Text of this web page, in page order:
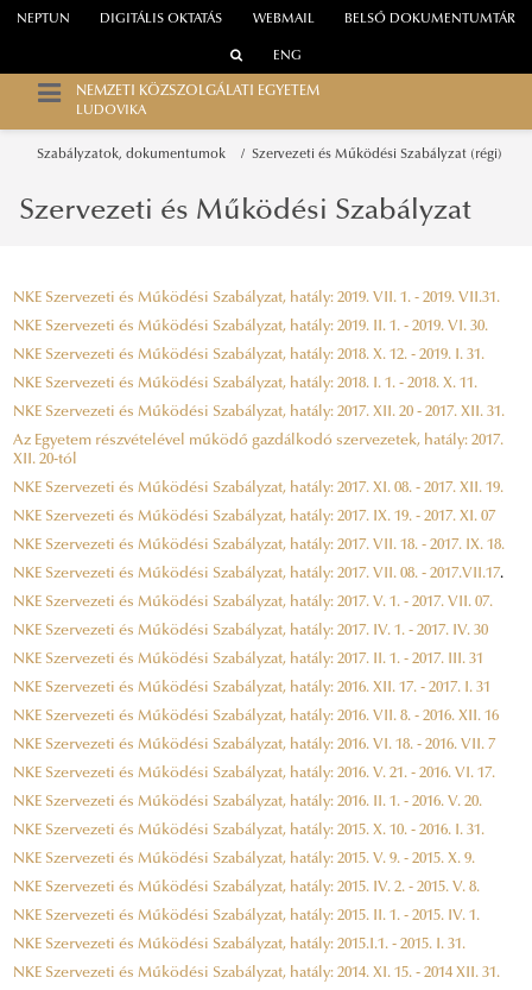
WEBMAIL
NEPTUN DIGITÁLIS OKTATÁS BELSŐ DOKUMENTUMTÁR
ENG
NEMZETI KÖZSZOLGÁLATI EGYETEM
LUDOVIKA
Szabályzatok, dokumentumok Szervezeti és Működési Szabályzat (régi)
Szervezeti és Működési Szabályzat
NKE Szervezeti és Működési Szabályzat, hatály: 2019. VII. 1. - 2019. VII.31.
NKE Szervezeti és Működési Szabályzat, hatály: 2019. II. 1. - 2019. VI. 30.
NKE Szervezeti és Működési Szabályzat, hatály: 2018. X. 12. - 2019. I. 31.
NKE Szervezeti és Működési Szabályzat, hatály: 2018. I. 1. - 2018. X. 11.
NKE Szervezeti és Működési Szabályzat, hatály: 2017. XII. 20 - 2017. XII. 31.
Az Egyetem részvételével működő gazdálkodó szervezetek, hatály: 2017.
XII. 20-tól
NKE Szervezeti és Működési Szabályzat, hatály: 2017. XI. 08. - 2017. XII. 19.
NKE Szervezeti és Működési Szabályzat, hatály: 2017. IX. 19. - 2017. XI. 07
NKE Szervezeti és Működési Szabályzat, hatály: 2017. VII. 18. - 2017. IX. 18.
NKE Szervezeti és Működési Szabályzat, hatály: 2017. VII. 08. - 2017.VII.17.
NKE Szervezeti és Működési Szabályzat, hatály: 2017. V. 1. - 2017. VII. 07.
NKE Szervezeti és Működési Szabályzat, hatály: 2017. IV. 1. - 2017. IV. 30
NKE Szervezeti és Működési Szabályzat, hatály: 2017. II. 1. - 2017. III. 31
NKE Szervezeti és Működési Szabályzat, hatály: 2016. XII. 17. - 2017. I. 31
NKE Szervezeti és Működési Szabályzat, hatály: 2016. VII. 8. - 2016. XII. 16
NKE Szervezeti és Működési Szabályzat, hatály: 2016. VI. 18. - 2016. VII. 7
NKE Szervezeti és Működési Szabályzat, hatály: 2016. V. 21. - 2016. VI. 17.
NKE Szervezeti és Működési Szabályzat, hatály: 2016. II. 1. - 2016. V. 20.
NKE Szervezeti és Működési Szabályzat, hatály: 2015. X. 10. - 2016. I. 31.
NKE Szervezeti és Működési Szabályzat, hatály: 2015. V. 9. - 2015. X. 9.
NKE Szervezeti és Működési Szabályzat, hatály: 2015. IV. 2. - 2015. V. 8.
NKE Szervezeti és Működési Szabályzat, hatály: 2015. II. 1. - 2015. IV. 1.
NKE Szervezeti és Működési Szabályzat, hatály: 2015.I.1. - 2015. I. 31.
NKE Szervezeti és Működési Szabályzat, hatály: 2014. XI. 15. - 2014 XII. 31.